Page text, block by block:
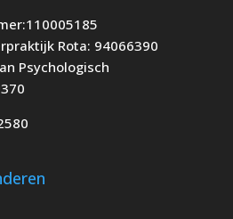
Rota: 94066390
Psychologisch